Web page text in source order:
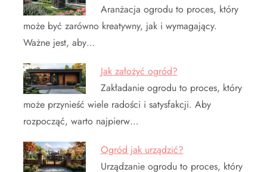
Aranżacja ogrodu to proces, który
może być zarówno kreatywny, jak i wymagający.
Ważne jest, aby…
Jak założyć ogród?
Zakładanie ogrodu to proces, który
może przynieść wiele radości i satysfakcji. Aby
rozpocząć, warto najpierw…
Ogród jak urządzić?
Urządzanie ogrodu to proces, który